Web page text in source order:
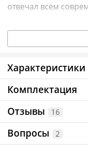
отвечал всем
Преимущества
1. Термометр на
Заметив изменение
дополнительному
«хвосты» в отбор.
2. Защитный
Обеспечит
Характеристики
Комплектация
Отзывы
16
Вопросы 2